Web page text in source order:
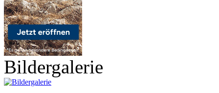
Bildergalerie